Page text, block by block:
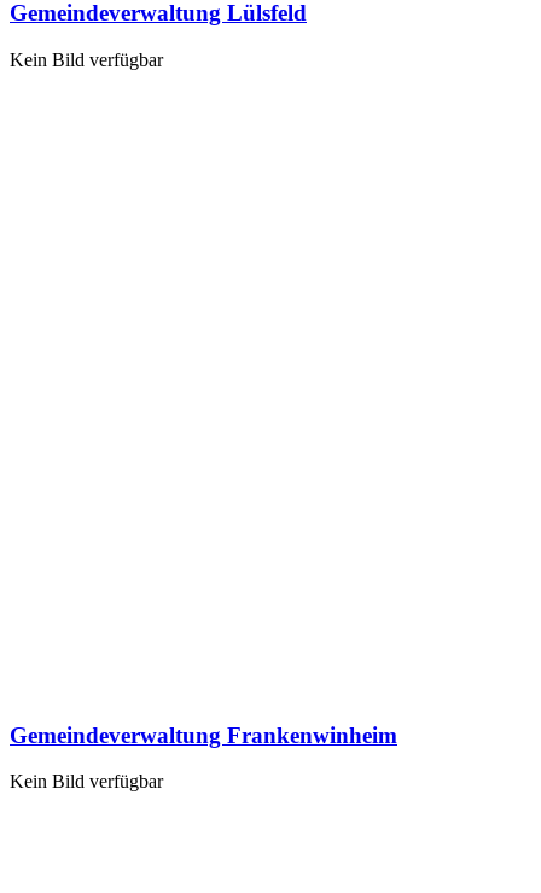
Gemeindeverwaltung Lülsfeld
Kein Bild verfügbar
Gemeindeverwaltung Frankenwinheim
Kein Bild verfügbar